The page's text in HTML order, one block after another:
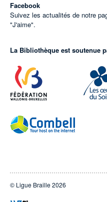
Facebook
Suivez les actualités de notre
"J'aime".
La Bibliothèque est soutenue
© Ligue Braille 2026